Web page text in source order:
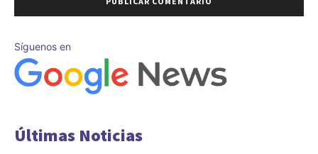
Síguenos en
Últimas Noticias